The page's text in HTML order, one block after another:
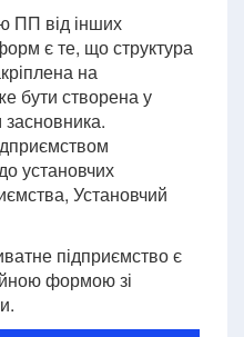
ПП від інших
є те, що структура
на
бути створена у
засновника.
установчих
Установчий
підприємство є
формою зі